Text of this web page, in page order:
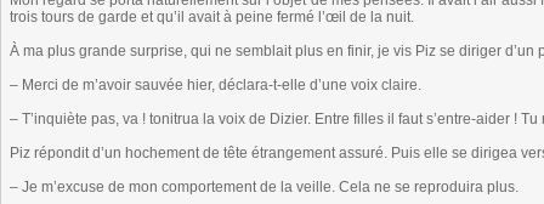
trois tours de garde et qu’il avait à peine fermé l’œil de la nuit.
À ma plus grande surprise, qui ne semblait plus en finir, je vis Piz se diriger d’un
– Merci de m’avoir sauvée hier, déclara-t-elle d’une voix claire.
– T’inquiète pas, va ! tonitrua la voix de Dizier. Entre filles il faut s’entre-aider !
Piz répondit d’un hochement de tête étrangement assuré. Puis elle se dirigea
– Je m’excuse de mon comportement de la veille. Cela ne se reproduira plus.